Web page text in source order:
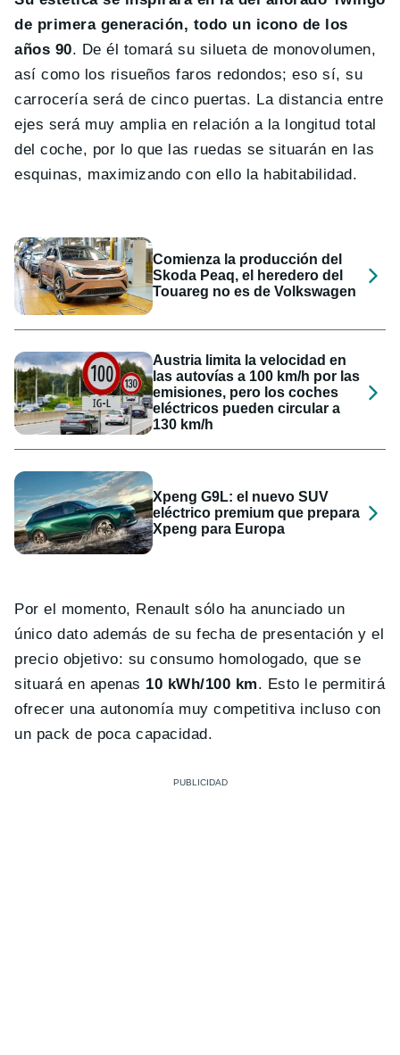
de primera generación, todo un icono de los
años 90. De él tomará su silueta de monovolumen,
así como los risueños faros redondos; eso sí, su
carrocería será de cinco puertas. La distancia entre
ejes será muy amplia en relación a la longitud total
del coche, por lo que las ruedas se situarán en las
esquinas, maximizando con ello la habitabilidad.
Comienza la producción del
Skoda Peaq, el heredero del
Touareg no es de Volkswagen
Austria limita la velocidad en
las autovías a 100 km/h por las
emisiones, pero los coches
eléctricos pueden circular a
130 km/h
Xpeng G9L: el nuevo SUV
eléctrico premium que prepara
Xpeng para Europa
Por el momento, Renault sólo ha anunciado un
único dato además de su fecha de presentación y el
precio objetivo: su consumo homologado, que se
situará en apenas 10 kWh/100 km. Esto le permitirá
ofrecer una autonomía muy competitiva incluso con
un pack de poca capacidad.